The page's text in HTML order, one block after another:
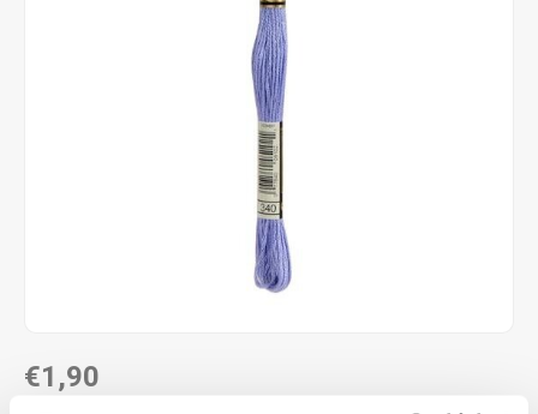
€1,90